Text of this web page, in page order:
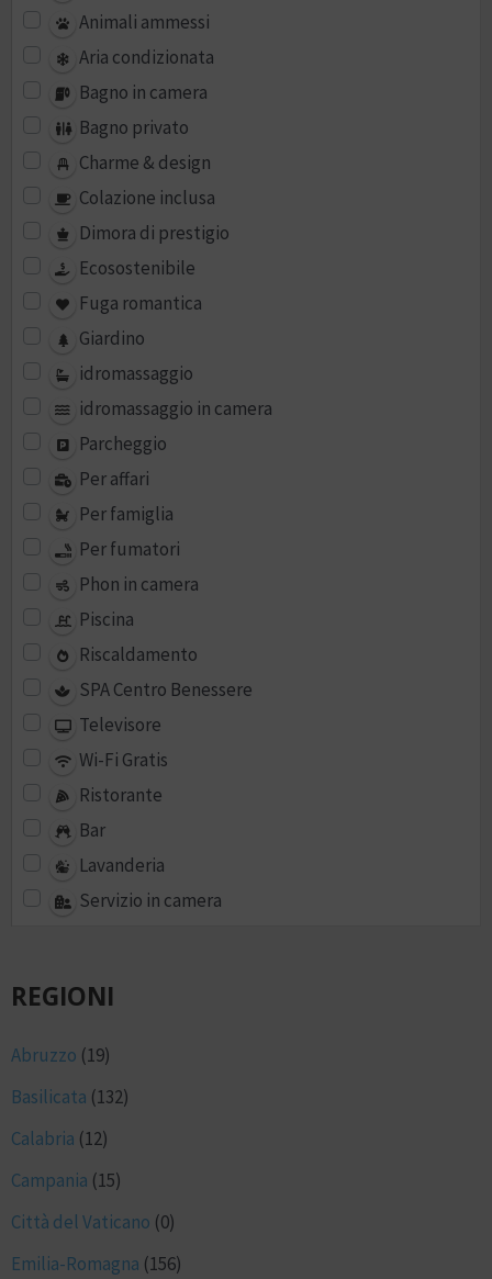
Animali ammessi
Aria condizionata
Bagno in camera
Bagno privato
Charme & design
Colazione inclusa
Dimora di prestigio
Ecosostenibile
Fuga romantica
Giardino
idromassaggio
idromassaggio in camera
Parcheggio
Per affari
Per famiglia
Per fumatori
Phon in camera
Piscina
Riscaldamento
SPA Centro Benessere
Televisore
Wi-Fi Gratis
Ristorante
Bar
Lavanderia
Servizio in camera
REGIONI
Abruzzo (19)
Basilicata (132)
Calabria (12)
Campania (15)
Città del Vaticano (0)
Emilia-Romagna (156)